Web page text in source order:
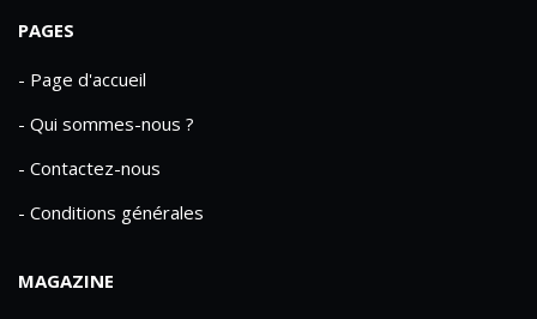
PAGES
- Page d'accueil
- Qui sommes-nous ?
- Contactez-nous
- Conditions générales
MAGAZINE